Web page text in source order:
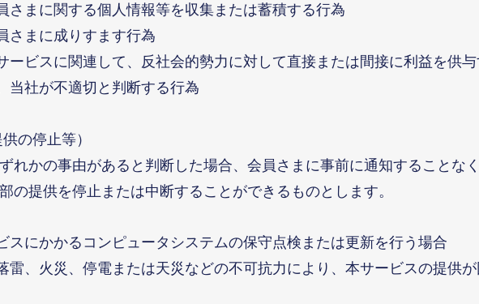
さまに関する個人情報等を収集または蓄積する行為
さまに成りすます行為
ービスに関連して、反社会的勢力に対して直接または間接に利益を供
当社が不適切と判断する行為
の停止等）
れかの事由があると判断した場合、会員さまに事前に通知することな
の提供を停止または中断することができるものとします。
スにかかるコンピュータシステムの保守点検または更新を行う場合
雷、火災、停電または天災などの不可抗力により、本サービスの提供